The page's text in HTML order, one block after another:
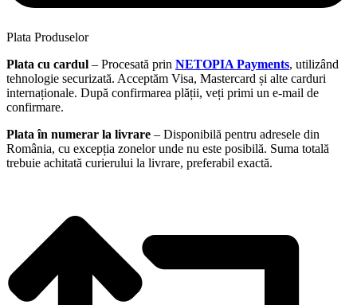
Plata Produselor
Plata cu cardul – Procesată prin NETOPIA Payments, utilizând
tehnologie securizată. Acceptăm Visa, Mastercard și alte carduri
internaționale. După confirmarea plății, veți primi un e-mail de
confirmare.
Plata în numerar la livrare – Disponibilă pentru adresele din
România, cu excepția zonelor unde nu este posibilă. Suma totală
trebuie achitată curierului la livrare, preferabil exactă.